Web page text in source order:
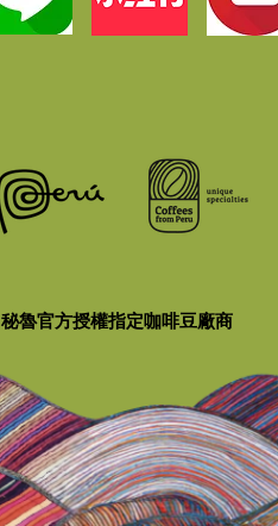
秘魯官方授權指定咖啡豆廠商